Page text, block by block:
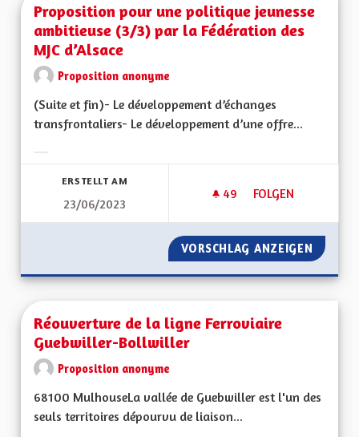
Proposition pour une politique jeunesse
ambitieuse (3/3) par la Fédération des
MJC d’Alsace
Proposition anonyme
(Suite et fin)- Le développement d’échanges
transfrontaliers- Le développement d’une offre...
ERSTELLT AM
23/06/2023
49 49 FOLLOWER
FOLGEN
PROPOSITION
VORSCHLAG ANZEIGEN
Réouverture de la ligne Ferroviaire
Guebwiller-Bollwiller
Proposition anonyme
68100 MulhouseLa vallée de Guebwiller est l'un des
seuls territoires dépourvu de liaison...